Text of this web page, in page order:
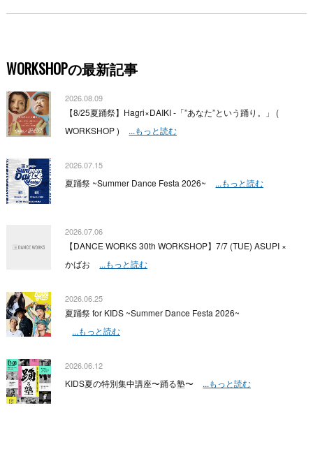
WORKSHOPの最新記事
2026.08.09
【8/25夏踊祭】Hagri×DAIKI -「”あなた”という踊り。」 (
WORKSHOP )
...もっと読む
2026.07.15
夏踊祭 ~Summer Dance Festa 2026~ ...もっと読む
2026.07.06
【DANCE WORKS 30th WORKSHOP】7/7 (TUE) ASUPI ×
かばお
...もっと読む
2026.06.25
夏踊祭 for KIDS ~Summer Dance Festa 2026~
...もっと読む
2026.06.12
KIDS夏の特別集中講座〜踊る塾〜 ...もっと読む